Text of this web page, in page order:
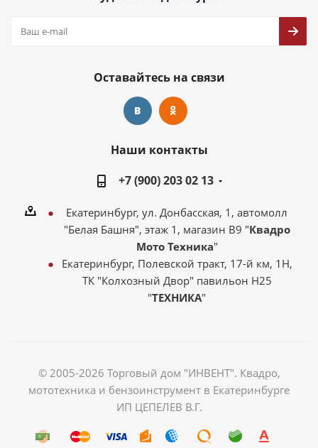
Оставайтесь на связи
Наши контакты
+7 (900) 203 02 13
Екатеринбург, ул. Донбасская, 1, автомолл
"Белая Башня", этаж 1, магазин В9 "Квадро
Мото Техника"
Екатеринбург, Полевской тракт, 17-й км, 1Н,
ТК "Колхозный Двор" павильон Н25
"ТЕХНИКА"
© 2005-2026 Торговый дом "ИНВЕНТ". Квадро,
мототехника и бензоинструмент в Екатеринбурге
ИП ЦЕПЕЛЕВ В.Г.